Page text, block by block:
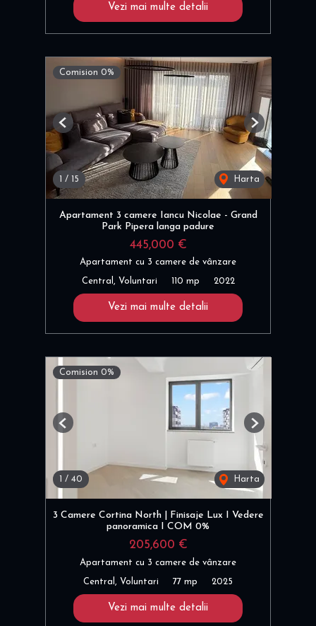
Vezi mai multe detalii
Comision 0%
1 / 15 Harta
Previous Next
Apartament 3 camere Iancu Nicolae - Grand
Park Pipera langa padure
445,000 €
Apartament cu 3 camere de vânzare
Central, Voluntari 110 mp 2022
Vezi mai multe detalii
Comision 0%
/ 40 Harta
Previous Next
3 Camere Cortina North | Finisaje Lux I Vedere
panoramica I COM 0%
205,600 €
Apartament cu 3 camere de vânzare
Central, Voluntari 77 mp 2025
Vezi mai multe detalii